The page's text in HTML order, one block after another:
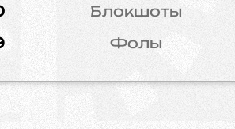
Блокшоты
Фолы